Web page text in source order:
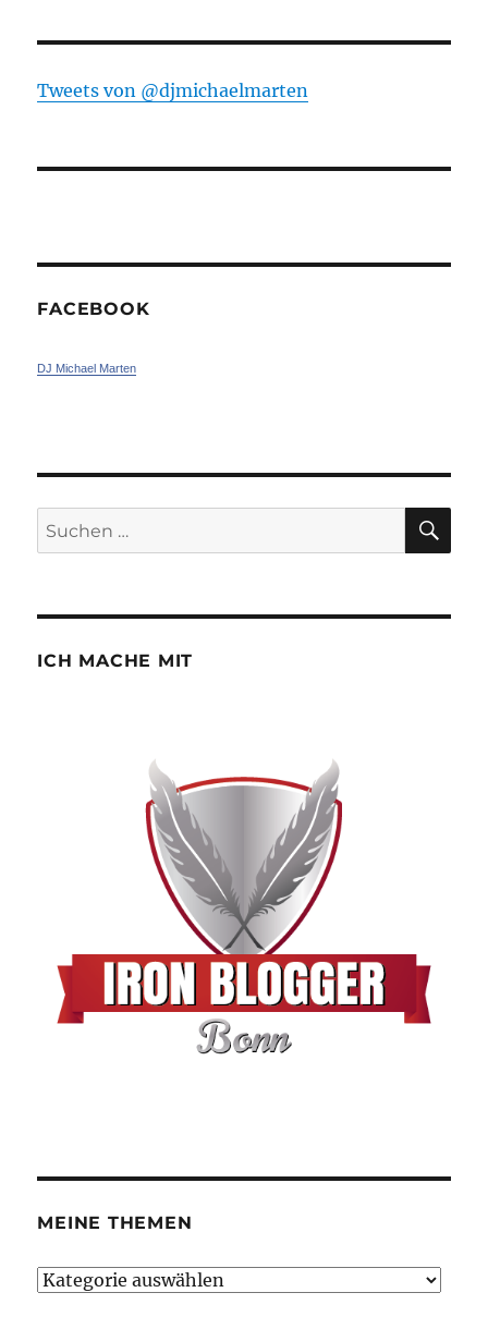
Tweets von ‎@djmichaelmarten
FACEBOOK
DJ Michael Marten
Suchen
nach:
ICH MACHE MIT
MEINE THEMEN
Meine